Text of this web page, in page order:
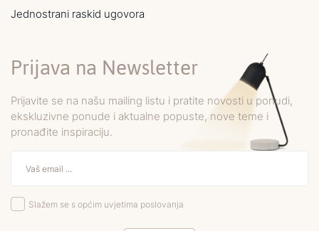
Jednostrani raskid ugovora
Prijava na Newsletter
Prijavite se na našu mailing listu i pratite novosti u ponudi,
ekskluzivne ponude i aktualne popuste, nove teme i
pronađite inspiraciju.
Slažem se s općim uvjetima poslovanja